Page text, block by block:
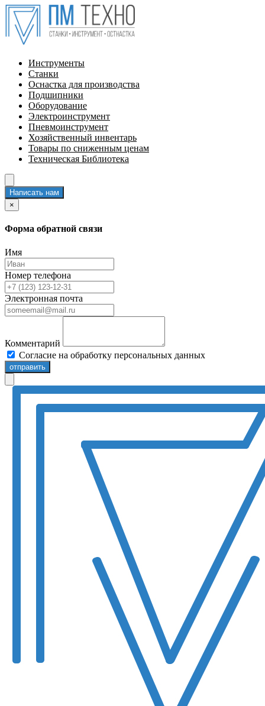
Инструменты
Станки
Оснастка для производства
Подшипники
Оборудование
Электроинструмент
Пневмоинструмент
Хозяйственный инвентарь
Товары по сниженным ценам
Техническая Библиотека
Написать нам
×
Форма обратной связи
Имя
Номер телефона
Электронная почта
Комментарий
Согласие на обработку персональных данных
отправить